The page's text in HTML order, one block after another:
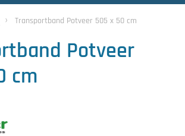
Español
Transportband Potveer 505 x 50 cm
Potveer
cm